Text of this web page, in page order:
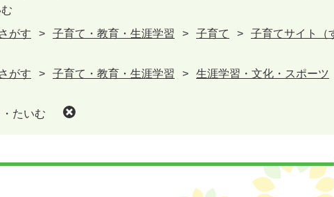
がす > 子育て・教育・生涯学習 > 子育て > 子育てサイト（
がす > 子育て・教育・生涯学習 > 生涯学習・文化・スポーツ
たいむ